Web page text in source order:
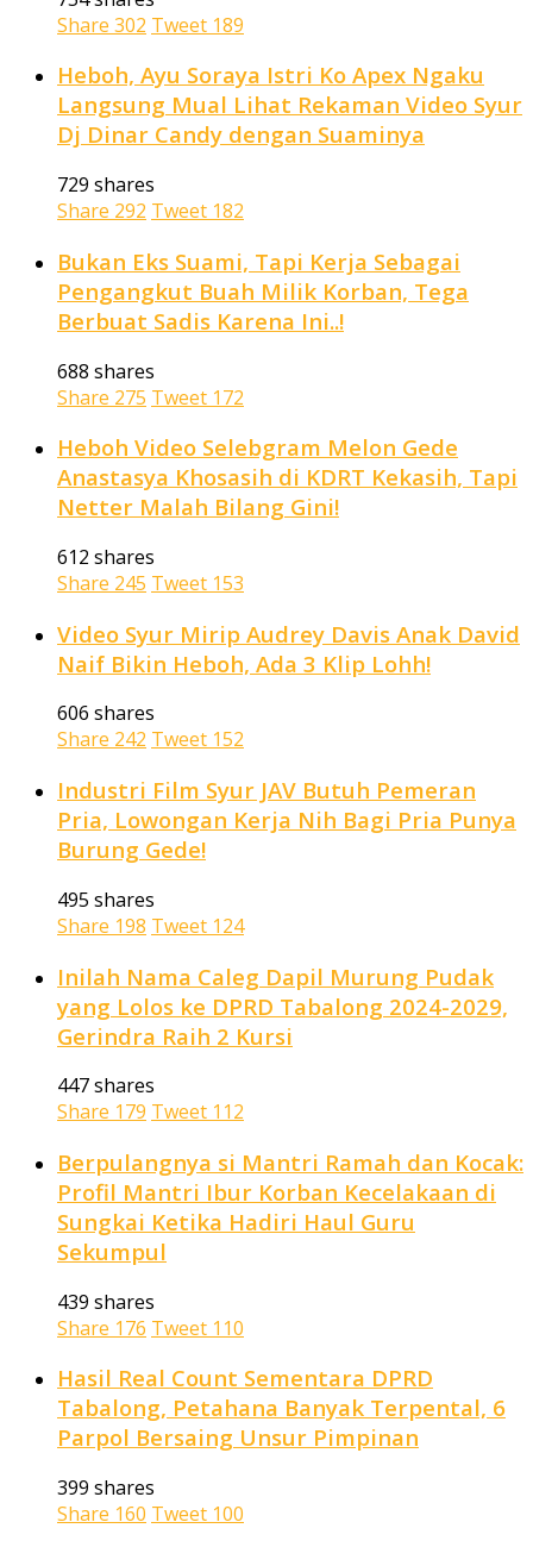
Share 302 Tweet 189
Heboh, Ayu Soraya Istri Ko Apex Ngaku
Langsung Mual Lihat Rekaman Video Syur
Dj Dinar Candy dengan Suaminya
729 shares
Share 292 Tweet 182
Bukan Eks Suami, Tapi Kerja Sebagai
Pengangkut Buah Milik Korban, Tega
Berbuat Sadis Karena Ini..!
688 shares
Share 275 Tweet 172
Heboh Video Selebgram Melon Gede
Anastasya Khosasih di KDRT Kekasih, Tapi
Netter Malah Bilang Gini!
612 shares
Share 245 Tweet 153
Video Syur Mirip Audrey Davis Anak David
Naif Bikin Heboh, Ada 3 Klip Lohh!
606 shares
Share 242 Tweet 152
Industri Film Syur JAV Butuh Pemeran
Pria, Lowongan Kerja Nih Bagi Pria Punya
Burung Gede!
495 shares
Share 198 Tweet 124
Inilah Nama Caleg Dapil Murung Pudak
yang Lolos ke DPRD Tabalong 2024-2029,
Gerindra Raih 2 Kursi
447 shares
Share 179 Tweet 112
Berpulangnya si Mantri Ramah dan Kocak:
Profil Mantri Ibur Korban Kecelakaan di
Sungkai Ketika Hadiri Haul Guru
Sekumpul
439 shares
Share 176 Tweet 110
Hasil Real Count Sementara DPRD
Tabalong, Petahana Banyak Terpental, 6
Parpol Bersaing Unsur Pimpinan
399 shares
Share 160 Tweet 100